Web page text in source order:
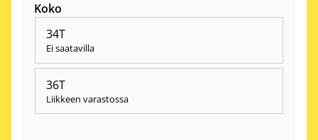
Koko
34T
Ei saatavilla
36T
Liikkeen varastossa